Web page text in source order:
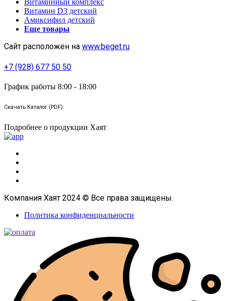
Витаминный комплекс
Витамин D3 детский
Амиксифил детский
Еще товары
Сайт расположен на www.beget.ru
+7 (928) 677 50 50
График работы 8:00 - 18:00
Скачать Каталог (PDF):
Подробнее о продукции Хаят
Компания Хаят 2024 © Все права защищены.
Политика конфиденциальности